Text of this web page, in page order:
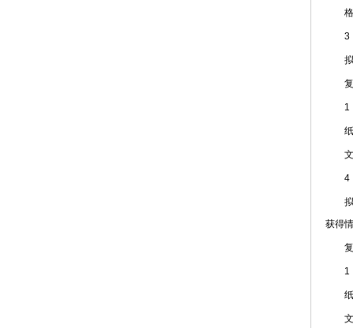
格
3
拟开
复
1
纸
文
4
拟开
获得
复
1
纸
文